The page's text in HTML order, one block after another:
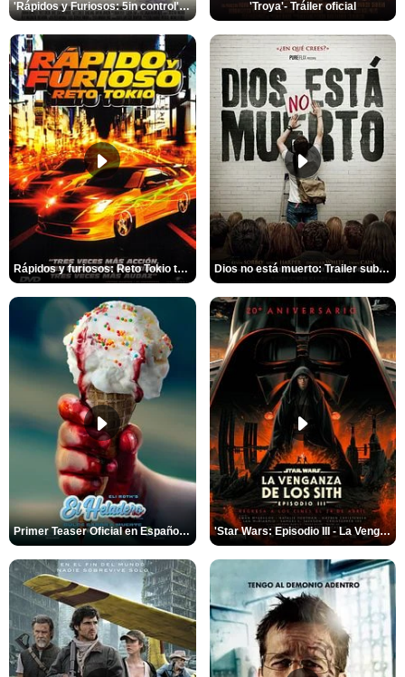
'Rápidos y Furiosos: 5in control' - Tráiler oficial subtitulado 'Troya'- Tráiler oficial
Rápidos y furiosos: Reto Tokio trailer Dios no está muerto: Trailer subtitulado
Primer Teaser Oficial en Español de 'El Heladero: Dulce Sabor a Muerte' 'Star Wars: Episodio III - La Venganza de los Sith 20° Aniversario' - Tráiler Oficial Doblado